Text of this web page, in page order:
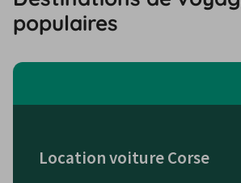
populaires
Location voiture Corse